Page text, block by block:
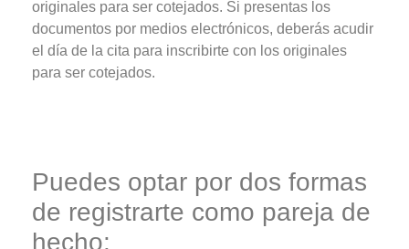
originales para ser cotejados. Si presentas los
documentos por medios electrónicos, deberás acudir
el día de la cita para inscribirte con los originales
para ser cotejados.
Puedes optar por dos formas
de registrarte como pareja de
hecho: